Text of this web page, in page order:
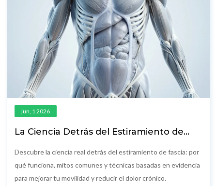
jun, 1 2026
La Ciencia Detrás del Estiramiento de
Hacerlo Bien
Descubre la ciencia real detrás del estiramiento de fascia: por
qué funciona, mitos comunes y técnicas basadas en evidencia
para mejorar tu movilidad y reducir el dolor crónico.